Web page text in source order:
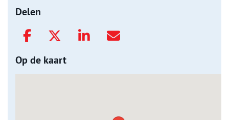
Delen
Op de kaart